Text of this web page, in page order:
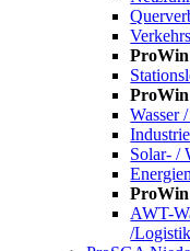
ProWin
Wasser
Solar- /
AWT-
/Logistik